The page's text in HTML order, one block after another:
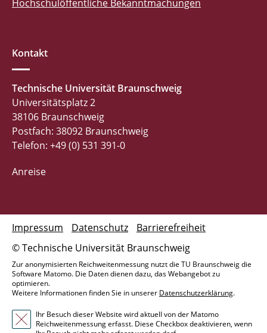
Hochschulöffentliche Bekanntmachungen
Kontakt
Technische Universität Braunschweig
Universitätsplatz 2
38106 Braunschweig
Postfach: 38092 Braunschweig
Telefon: +49 (0) 531 391-0
Anreise
© Technische Universität Braunschweig
Impressum Datenschutz Barrierefreiheit
Zur anonymisierten Reichweitenmessung nutzt die TU Braunschweig die
Software Matomo. Die Daten dienen dazu, das Webangebot zu
optimieren.
Weitere Informationen finden Sie in unserer Datenschutzerklärung.
Ihr Besuch dieser Website wird aktuell von der Matomo
Reichweitenmessung erfasst. Diese Checkbox deaktivieren, wenn